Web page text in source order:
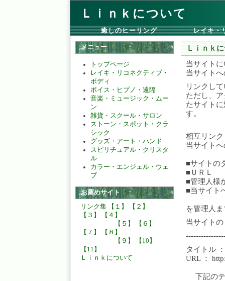
Ｌｉｎｋについて
癒しのヒーリング レイキ・
メニュー
トップページ
レイキ・リコネクティブ・
ボディ
ボイス・ヒプノ・遠隔
音楽・ミュージック・ムー
ン
雑貨・スクール・サロン
ストーン・スポット・クラ
シック
グッズ・アート・ハンド
スピリチュアル・クリスタ
ル
カラー・エンジェル・ウェ
ブ
お薦めサイト
リンク集
【１】
【２】
【３】
【４】
【５】
【６】
【７】
【８】
【９】
【10】
【11】
Ｌｉｎｋについて
Ｌｉｎｋ
当サイト
当サイト
リンクし
ただし、
たサイト
す。
相互リン
当サイト
■サイトの
■ ＵＲＬ
■管理人様
■当サイト
を管理人
当サイト
タイトル
URL ：
下記のテ